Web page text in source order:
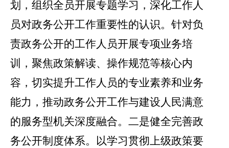
划，组织全员开展专题学习，深化工作人
员对政务公开工作重要性的认识。针对负
责政务公开的工作人员开展专项业务培
训，聚焦政策解读、操作规范等核心内
容，切实提升工作人员的专业素养和业务
能力，推动政务公开工作与建设人民满意
的服务型机关深度融合。 二是健全完善政
务公开制度体系。以学习贯彻上级政策要